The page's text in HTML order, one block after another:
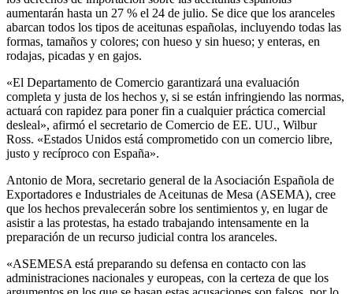
aumentarán hasta un 27 % el 24 de julio. Se dice que los aranceles
abarcan todos los tipos de aceitunas españolas, incluyendo todas las
formas, tamaños y colores; con hueso y sin hueso; y enteras, en
rodajas, picadas y en gajos.
«El Departamento de Comercio garantizará una evaluación
completa y justa de los hechos y, si se están infringiendo las normas,
actuará con rapidez para poner fin a cualquier práctica comercial
desleal», afirmó el secretario de Comercio de EE. UU., Wilbur
Ross. «Estados Unidos está comprometido con un comercio libre,
justo y recíproco con España».
Antonio de Mora, secretario general de la Asociación Española de
Exportadores e Industriales de Aceitunas de Mesa (ASEMA), cree
que los hechos prevalecerán sobre los sentimientos y, en lugar de
asistir a las protestas, ha estado trabajando intensamente en la
preparación de un recurso judicial contra los aranceles.
«ASEMESA está preparando su defensa en contacto con las
administraciones nacionales y europeas, con la certeza de que los